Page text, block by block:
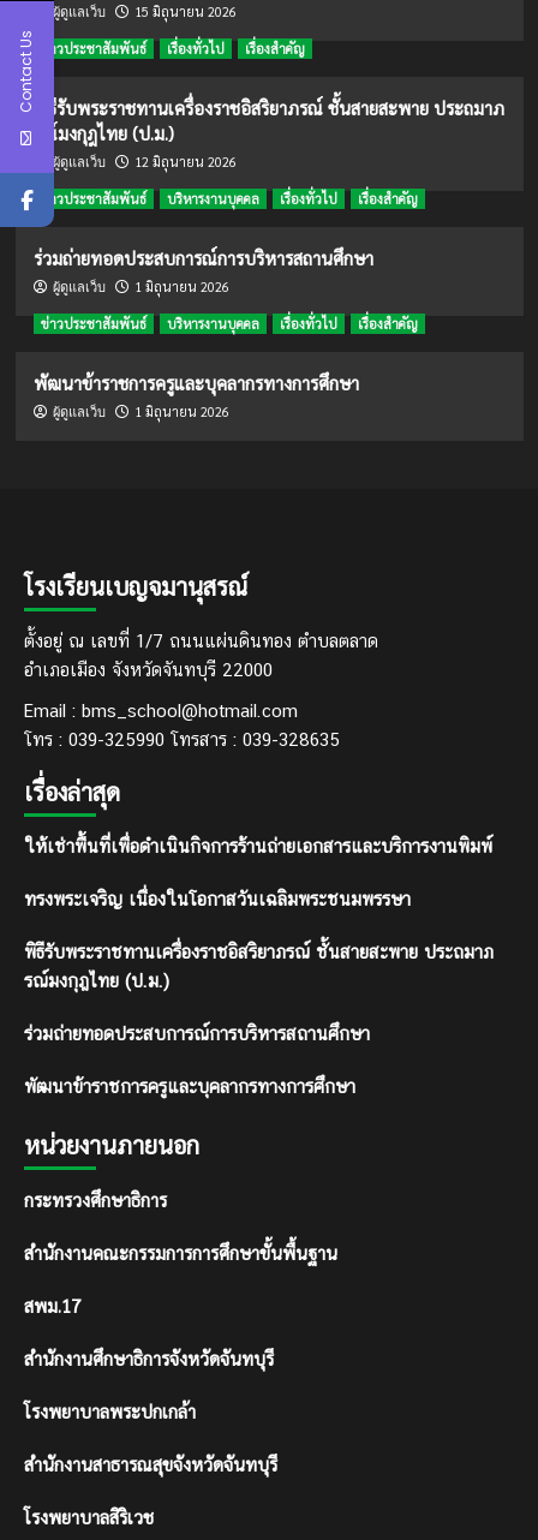
ผู้ดูแลเว็บ 15 มิถุนายน 2026
ข่าวประชาสัมพันธ์ เรื่องทั่วไป เรื่องสำคัญ
พิธีรับพระราชทานเครื่องราชอิสริยาภรณ์ ชั้นสายสะพาย ประถมาภ
รณ์มงกุฎไทย (ป.ม.)
ผู้ดูแลเว็บ 12 มิถุนายน 2026
ข่าวประชาสัมพันธ์ บริหารงานบุคคล เรื่องทั่วไป เรื่องสำคัญ
ร่วมถ่ายทอดประสบการณ์การบริหารสถานศึกษา
ผู้ดูแลเว็บ 1 มิถุนายน 2026
ข่าวประชาสัมพันธ์ บริหารงานบุคคล เรื่องทั่วไป เรื่องสำคัญ
พัฒนาข้าราชการครูและบุคลากรทางการศึกษา
ผู้ดูแลเว็บ 1 มิถุนายน 2026
โรงเรียนเบญจมานุสรณ์
ตั้งอยู่ ณ เลขที่ 1/7 ถนนแผ่นดินทอง ตำบลตลาด
อำเภอเมือง จังหวัดจันทบุรี 22000
Email : bms_school@hotmail.com
โทร : 039-325990 โทรสาร : 039-328635
เรื่องล่าสุด
ให้เช่าพื้นที่เพื่อดำเนินกิจการร้านถ่ายเอกสารและบริการงานพิมพ์
ทรงพระเจริญ เนื่องในโอกาสวันเฉลิมพระชนมพรรษา
พิธีรับพระราชทานเครื่องราชอิสริยาภรณ์ ชั้นสายสะพาย ประถมาภ
รณ์มงกุฎไทย (ป.ม.)
ร่วมถ่ายทอดประสบการณ์การบริหารสถานศึกษา
พัฒนาข้าราชการครูและบุคลากรทางการศึกษา
หน่วยงานภายนอก
กระทรวงศึกษาธิการ
สำนักงานคณะกรรมการการศึกษาขั้นพื้นฐาน
สพม.17
สำนักงานศึกษาธิการจังหวัดจันทบุรี
โรงพยาบาลพระปกเกล้า
สำนักงานสาธารณสุขจังหวัดจันทบุรี
โรงพยาบาลสิริเวช
Contact Us